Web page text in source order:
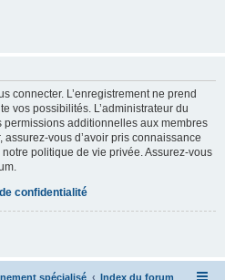
connecter. L’enregistrement ne prend
vos possibilités. L’administrateur du
additionnelles aux membres
vous d’avoir pris connaissance
politique de vie privée. Assurez-vous
confidentialité
spécialisé Index du forum